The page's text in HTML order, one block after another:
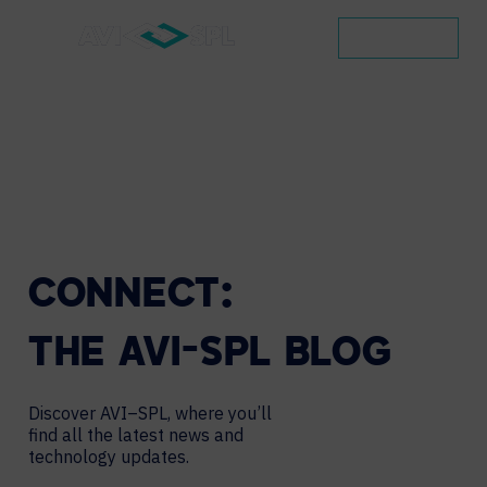
CONNECT:
THE AVI-SPL BLOG
Discover AVI–SPL, where you’ll
find all the latest news and
technology updates.